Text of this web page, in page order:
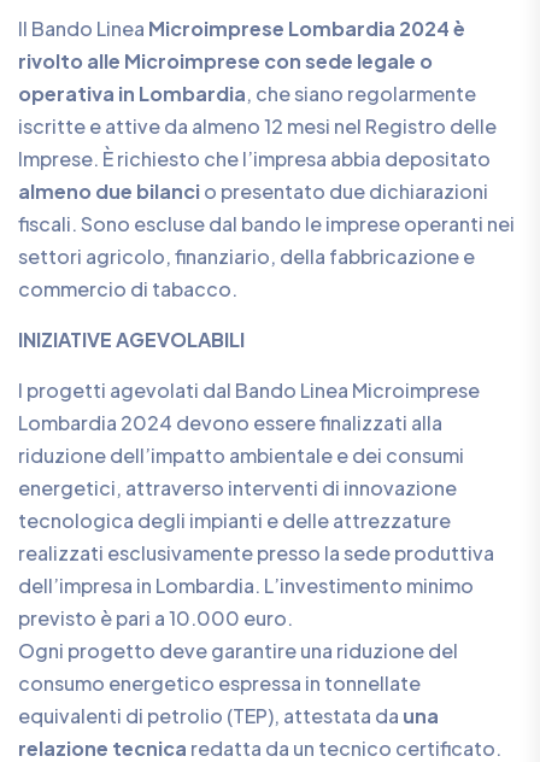
Il Bando Linea Microimprese Lombardia 2024 è
rivolto alle Microimprese con sede legale o
operativa in Lombardia, che siano regolarmente
iscritte e attive da almeno 12 mesi nel Registro delle
Imprese. È richiesto che l’impresa abbia depositato
almeno due bilancio presentato due dichiarazioni
fiscali. Sono escluse dal bando le imprese operanti nei
settori agricolo, finanziario, della fabbricazione e
commercio di tabacco.
INIZIATIVE AGEVOLABILI
I progetti agevolati dal Bando Linea Microimprese
Lombardia 2024 devono essere finalizzati alla
riduzione dell’impatto ambientale e dei consumi
energetici, attraverso interventi di innovazione
tecnologica degli impianti e delle attrezzature
realizzati esclusivamente presso la sede produttiva
dell’impresa in Lombardia. L’investimento minimo
previsto è pari a 10.000 euro.
Ogni progetto deve garantire una riduzione del
consumo energetico espressa in tonnellate
equivalenti di petrolio (TEP), attestata da una
relazione tecnica redatta da un tecnico certificato.